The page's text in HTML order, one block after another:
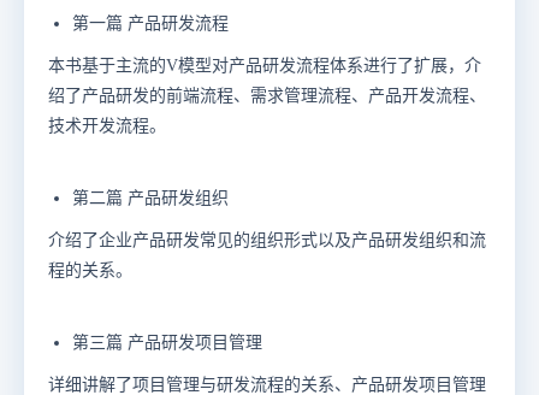
第一篇 产品研发流程
本书基于主流的V模型对产品研发流程体系进行了扩展，介
绍了产品研发的前端流程、需求管理流程、产品开发流程、
技术开发流程。
第二篇 产品研发组织
介绍了企业产品研发常见的组织形式以及产品研发组织和流
程的关系。
第三篇 产品研发项目管理
详细讲解了项目管理与研发流程的关系、产品研发项目管理